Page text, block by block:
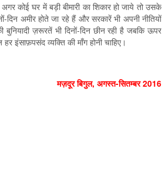
कोई घर में बड़ी बीमारी का शिकार हो जाये तो उसके
दिन अमीर होते जा रहे हैं और सरकारें भी अपनी नीतियों
बुनियादी ज़रूरतें भी दिनों-दिन छीन रही है जबकि ऊपर
इंसाफ़पसंद व्यक्ति की माँग होनी चाहिए।
मज़दूर बिगुल, अगस्‍त-सितम्‍बर 2016